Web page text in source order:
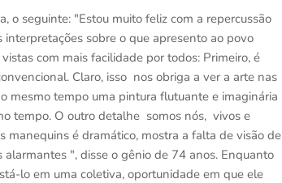
o seguinte: "Estou muito feliz com a repercussão
sobre o que apresento ao povo
com mais facilidade por todos: Primeiro, é
Claro, isso nos obriga a ver a arte nas
mesmo tempo uma pintura flutuante e imaginária
tempo. O outro detalhe somos nós, vivos e
manequins é dramático, mostra a falta de visão de
", disse o gênio de 74 anos. Enquanto
lo em uma coletiva, oportunidade em que ele